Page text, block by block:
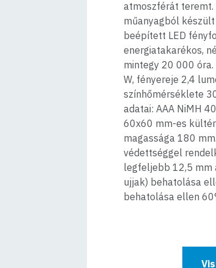
atmoszférát teremt.
műanyagból
beépített LED
energiatakarékos,
mintegy 20 000
W, fényereje 2,4
színhőmérséklete
adatai: AAA NiMH
60x60 mm-es
magassága 180
védettséggel
legfeljebb 12,5 mm
ujjak) behatolása
behatolása ellen